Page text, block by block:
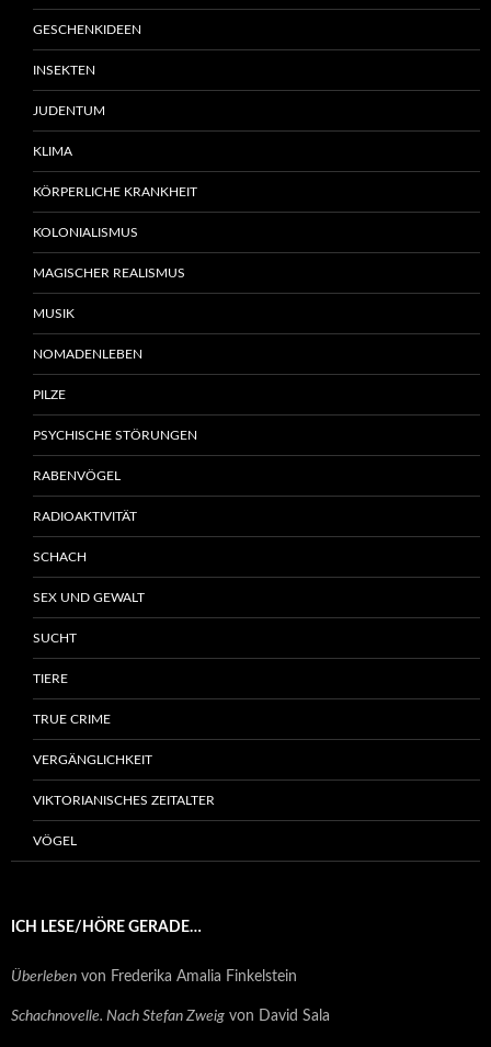
GESCHENKIDEEN
INSEKTEN
JUDENTUM
KLIMA
KÖRPERLICHE KRANKHEIT
KOLONIALISMUS
MAGISCHER REALISMUS
MUSIK
NOMADENLEBEN
PILZE
PSYCHISCHE STÖRUNGEN
RABENVÖGEL
RADIOAKTIVITÄT
SCHACH
SEX UND GEWALT
SUCHT
TIERE
TRUE CRIME
VERGÄNGLICHKEIT
VIKTORIANISCHES ZEITALTER
VÖGEL
ICH LESE/HÖRE GERADE…
Überleben von Frederika Amalia Finkelstein
Schachnovelle. Nach Stefan Zweig von David Sala